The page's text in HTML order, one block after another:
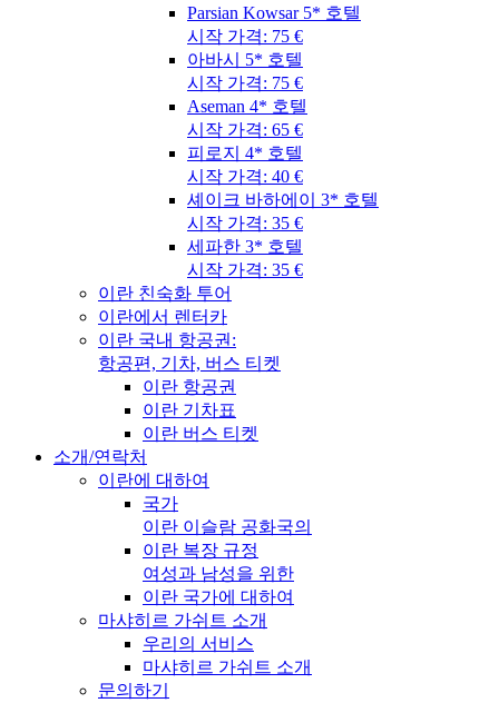
Parsian Kowsar 5* 호텔
시작 가격: 75 €
아바시 5* 호텔
시작 가격: 75 €
Aseman 4* 호텔
시작 가격: 65 €
피로지 4* 호텔
시작 가격: 40 €
셰이크 바하에이 3* 호텔
시작 가격: 35 €
세파한 3* 호텔
시작 가격: 35 €
이란 친숙화 투어
이란에서 렌터카
이란 국내 항공권:
항공편, 기차, 버스 티켓
이란 항공권
이란 기차표
이란 버스 티켓
소개/연락처
이란에 대하여
국가
이란 이슬람 공화국의
이란 복장 규정
여성과 남성을 위한
이란 국가에 대하여
마샤히르 가쉬트 소개
우리의 서비스
마샤히르 가쉬트 소개
문의하기